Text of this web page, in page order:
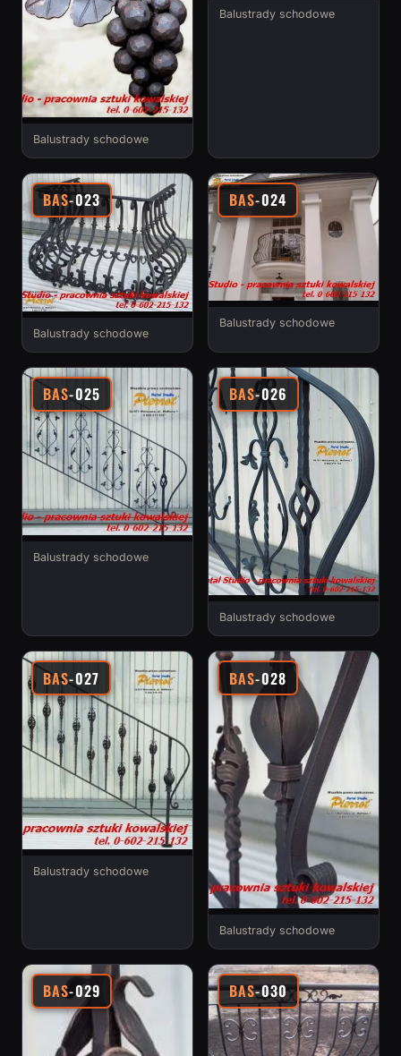
Balustrady schodowe
Balustrady schodowe
BAS-023
Balustrady schodowe
BAS-024
Balustrady schodowe
BAS-025
Balustrady schodowe
BAS-026
Balustrady schodowe
BAS-027
Balustrady schodowe
BAS-028
Balustrady schodowe
BAS-029 BAS-030